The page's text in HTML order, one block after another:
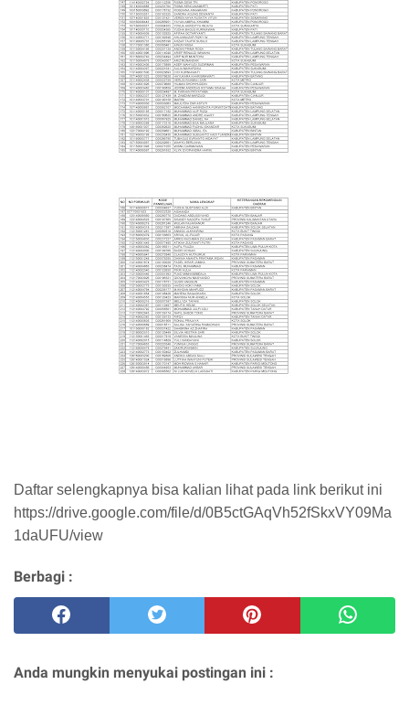
Daftar selengkapnya bisa kalian lihat pada link berikut ini
https://drive.google.com/file/d/0B5ctGAqVh52fSkxVY09Ma
1daUFU/view
Berbagi :
Anda mungkin menyukai postingan ini :